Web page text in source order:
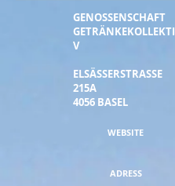
GENOSSENSCHAFT
GETRÄNKEKOLLEKTI
V
ELSÄSSERSTRASSE
215A
4056 BASEL
WEBSITE
ADRESS